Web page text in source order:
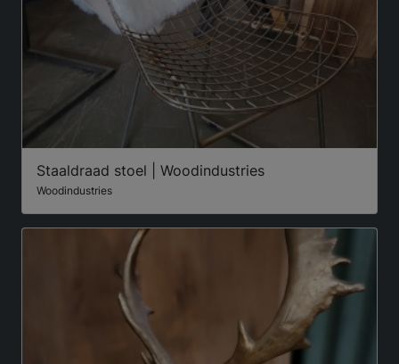
Staaldraad stoel | Woodindustries
Woodindustries